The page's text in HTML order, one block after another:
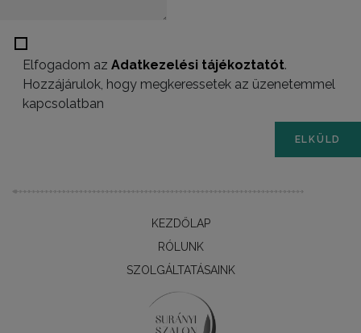
Elfogadom az Adatkezelési tájékoztatót.
Hozzájárulok, hogy megkeressetek az üzenetemmel
kapcsolatban
ELKÜLD
KEZDŐLAP
RÓLUNK
SZOLGÁLTATÁSAINK